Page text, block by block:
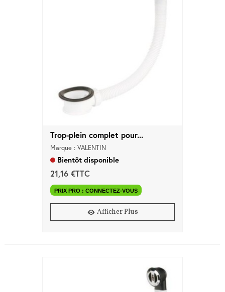
Trop-plein complet pour...
Marque : VALENTIN
Bientôt disponible
21,16 €TTC
PRIX PRO : CONNECTEZ-VOUS
Afficher Plus